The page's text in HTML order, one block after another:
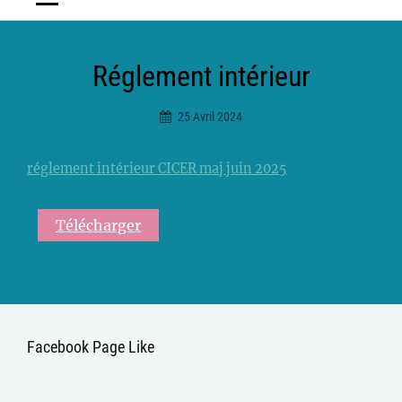
Réglement intérieur
25 Avril 2024
réglement intérieur CICER maj juin 2025
Télécharger
Facebook Page Like